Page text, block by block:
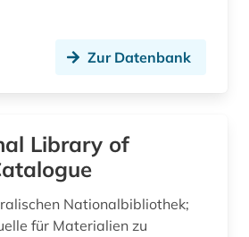
handelshemmnis (1)
(1)
Zur Datenbank
Library of
Nationalbibliothek;
für Materialien zu